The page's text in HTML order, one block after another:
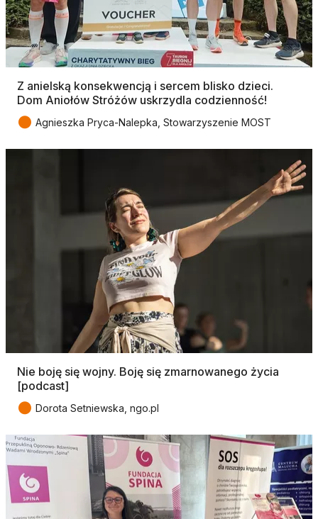
Z anielską konsekwencją i sercem blisko dzieci.
Dom Aniołów Stróżów uskrzydla codzienność!
● Agnieszka Pryca-Nalepka, Stowarzyszenie MOST
Nie boję się wojny. Boję się zmarnowanego życia
[podcast]
● Dorota Setniewska, ngo.pl